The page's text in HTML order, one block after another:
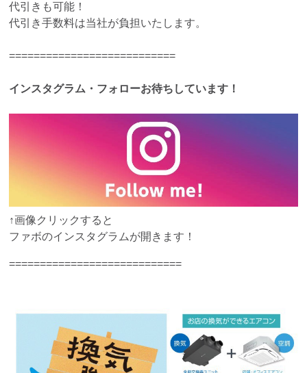
代引きも可能！
代引き手数料は当社が負担いたします。
===========================
インスタグラム・フォローお待ちしています！
↑画像クリックすると
ファボのインスタグラムが開きます！
============================